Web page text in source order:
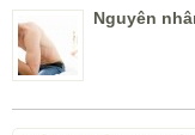
Nguyên